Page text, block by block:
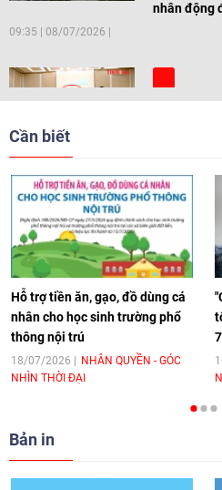
nhân động
09:35 08/07/2026
[Video] Trẻ
[Video] Âm
hoá Việt
11:10 17/06/2026
[Video]
hòa bình,
cho Đại sứ
[Video]
Cần biết
Hỗ trợ tiền ăn, gạo, đồ dùng cá
nhân cho học sinh trường phổ
thông nội trú
18/07/2026
NHÂN QUYỀN - GÓC
NHÌN THỜI ĐẠI
Bản in